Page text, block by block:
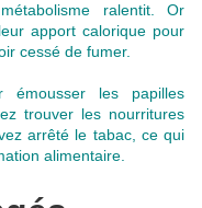
ralentit. Or
apport calorique pour
cessé de fumer.
émousser les papilles
trouver les nourritures
arrêté le tabac, ce qui
alimentaire.